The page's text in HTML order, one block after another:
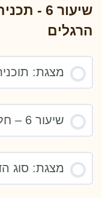
הרגלים
מצגת: תוכנית 4 השלבים לשינוי
שיעור 6 – חלק א
מצגת: סוג